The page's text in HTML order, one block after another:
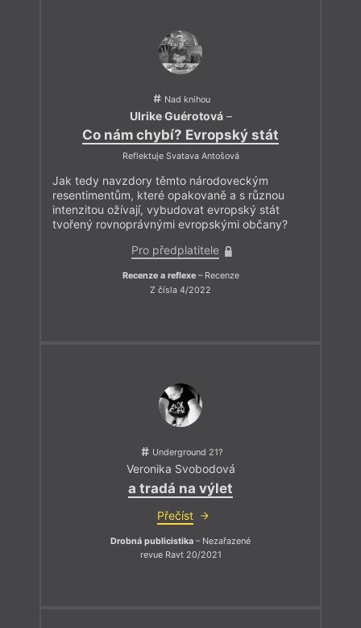
Nad knihou
Ulrike Guérotová–
Co nám chybí? Evropský stát
Reflektuje Svatava Antošová
Jak tedy navzdory těmto národoveckým
resentimentům, které opakovaně a s různou
intenzitou ožívají, vybudovat evropský stát
tvořený rovnoprávnými evropskými občany?
Pro předplatitele
Recenze a reflexe– Recenze
Z čísla 4/2022
Underground 21?
Veronika Svobodová
a tradá na výlet
Přečíst
Drobná publicistika – Nezařazené
revue Ravt 20/2021